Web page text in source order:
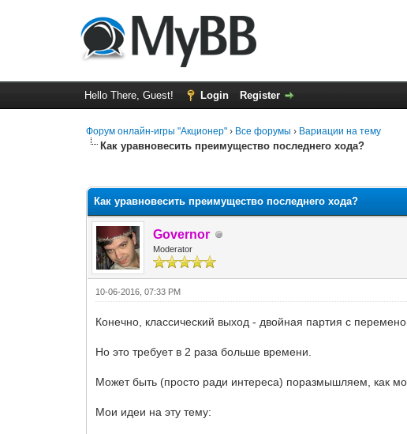
Hello There, Guest! Login Register
Форум онлайн-игры "Акционер" › Все форумы › Вариации на тему
Как уравновесить преимущество последнего хода?
Как уравновесить преимущество последнего хода?
Governor
Moderator
10-06-2016, 07:33 PM
Конечно, классический выход - двойная партия с
Но это требует в 2 раза больше времени.
Может быть (просто ради интереса) поразмышляем, как
Мои идеи на эту тему: